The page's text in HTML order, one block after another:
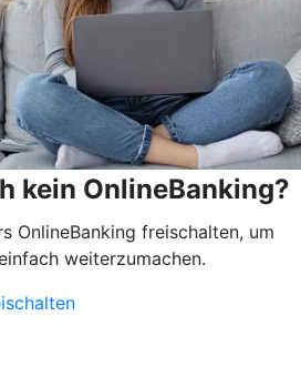
kein OnlineBanking?
OnlineBanking freischalten, um
weiterzumachen.